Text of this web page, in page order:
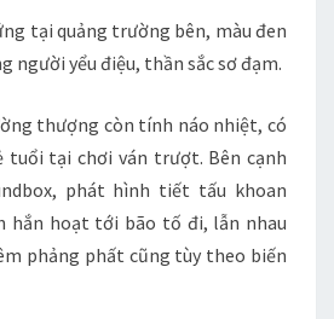
tại quảng trường bên, màu đen
người yểu điệu, thần sắc sơ đạm.
thượng còn tính náo nhiệt, có
tại chơi ván trượt. Bên cạnh
phát hình tiết tấu khoan
hắn hoạt tới bão tố đi, lẫn nhau
phảng phất cũng tùy theo biến